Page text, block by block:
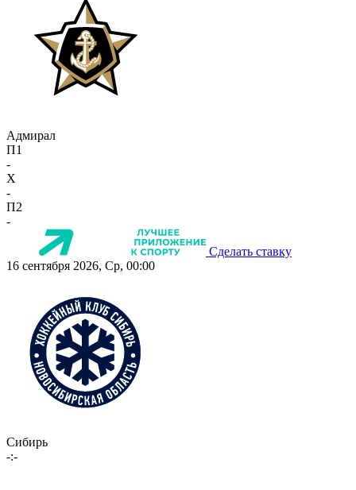
Адмирал
П1
-
X
-
П2
-
Сделать ставку
16 сентября 2026, Ср, 00:00
Сибирь
-:-